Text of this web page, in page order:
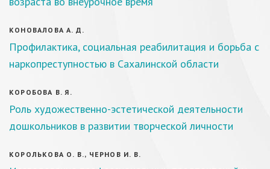
КОНОВАЛОВА А. Д.
Профилактика, социальная реабилитация и борьба с
наркопреступностью в Сахалинской области
КОРОБОВА В. Я.
Роль художественно-эстетической деятельности
дошкольников в развитии творческой личности
КОРОЛЬКОВА О. В., ЧЕРНОВ И. В.